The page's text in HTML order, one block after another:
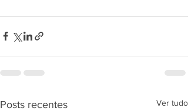
Posts recentes Ver tudo